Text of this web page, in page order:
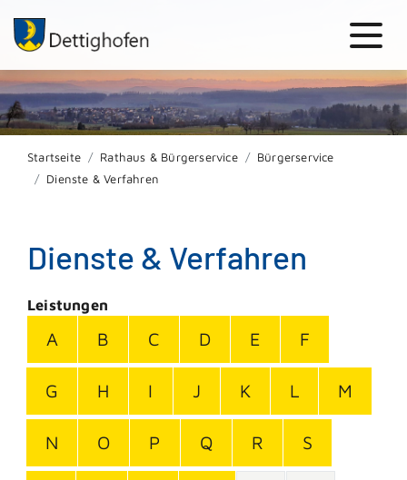
Startseite Rathaus & Bürgerservice
Bürgerservice
Dienste & Verfahren
Dienste & Verfahren
Leistungen
A B C D E F
G H I J K L M
N O P Q R S